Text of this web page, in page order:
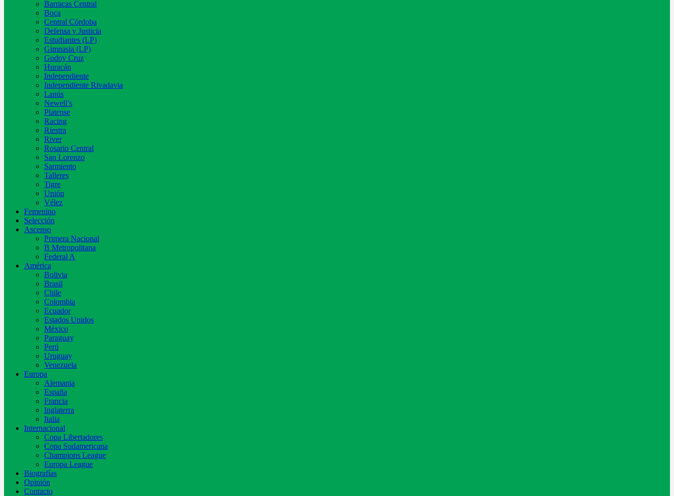
Barracas Central
Boca
Central Córdoba
Defensa y Justicia
Estudiantes (LP)
Gimnasia (LP)
Godoy Cruz
Huracán
Independiente
Independiente Rivadavia
Lanús
Newell’s
Platense
Racing
Riestra
River
Rosario Central
San Lorenzo
Sarmiento
Talleres
Tigre
Unión
Vélez
Femenino
Selección
Ascenso
Primera Nacional
B Metropolitana
Federal A
América
Bolivia
Brasil
Chile
Colombia
Ecuador
Estados Unidos
México
Paraguay
Perú
Uruguay
Venezuela
Europa
Alemania
España
Francia
Inglaterra
Italia
Internacional
Copa Libertadores
Copa Sudamericana
Champions League
Europa League
Biografías
Opinión
Contacto